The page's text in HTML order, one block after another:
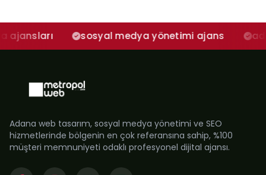
sosyal medya yönetimi ajans adana
Adana web tasarım, sosyal medya yönetimi ve SEO
hizmetlerinde bölgenin en çok referansına sahip, %100
müşteri memnuniyeti odaklı profesyonel dijital ajansı.